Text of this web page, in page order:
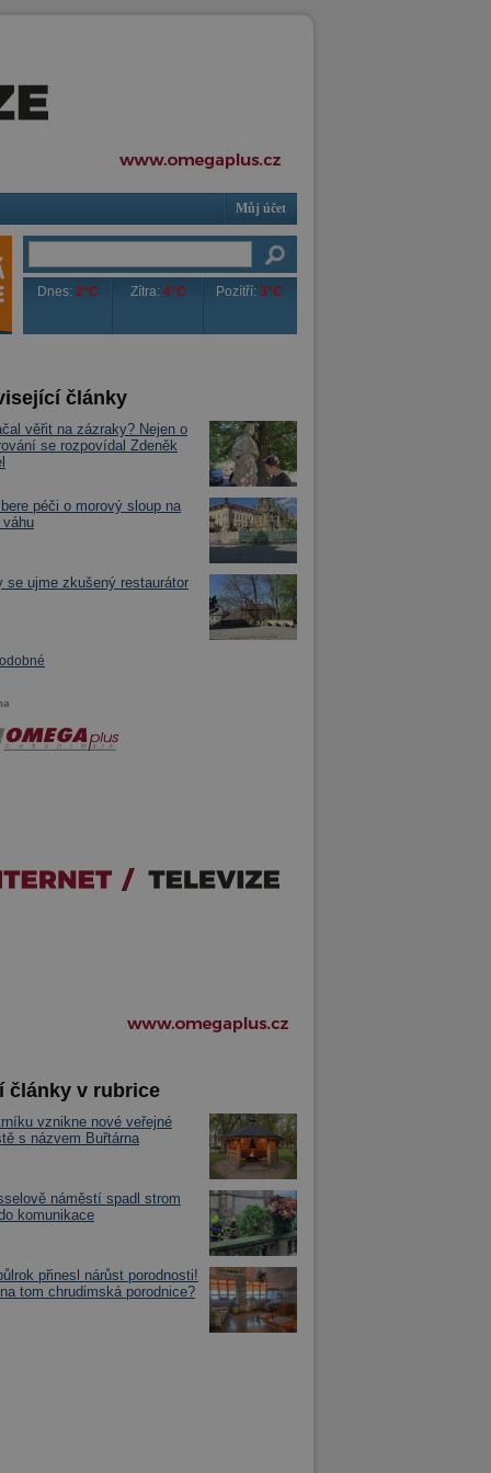
Můj účet
Dnes:2°C Zítra:4°C Pozítří: 3°C
články
věřit na zázraky? Nejen o
se rozpovídal Zdeněk
péči o morový sloup na
váhu
se ujme zkušený restaurátor
články v rubrice
vznikne nové veřejné
s názvem Buřtárna
náměstí spadl strom
komunikace
přinesl nárůst porodnosti!
tom chrudimská porodnice?